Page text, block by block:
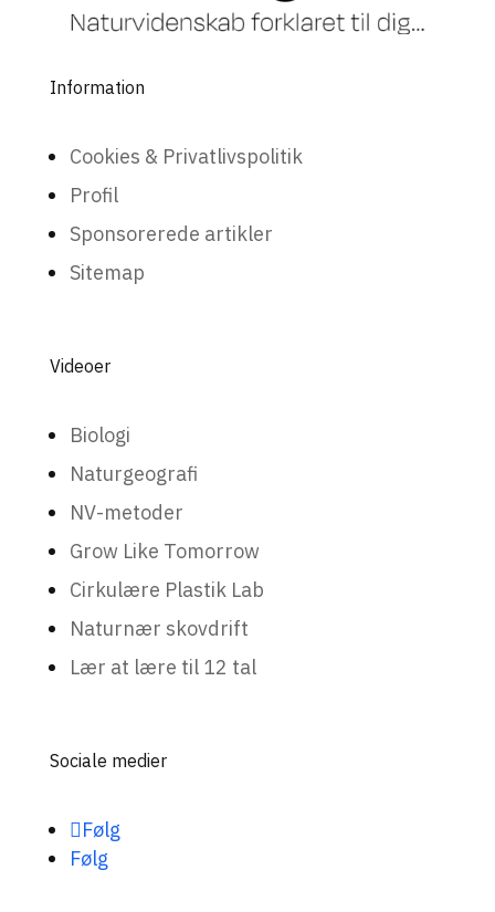
Information
Cookies & Privatlivspolitik
Profil
Sponsorerede artikler
Sitemap
Videoer
Biologi
Naturgeografi
NV-metoder
Grow Like Tomorrow
Cirkulære Plastik Lab
Naturnær skovdrift
Lær at lære til 12 tal
Sociale medier
Følg
Følg